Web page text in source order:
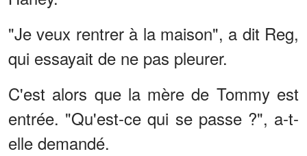
"Je veux rentrer à la maison", a dit Reg,
qui essayait de ne pas pleurer.
C'est alors que la mère de Tommy est
entrée. "Qu'est-ce qui se passe ?", a-t-
elle demandé.